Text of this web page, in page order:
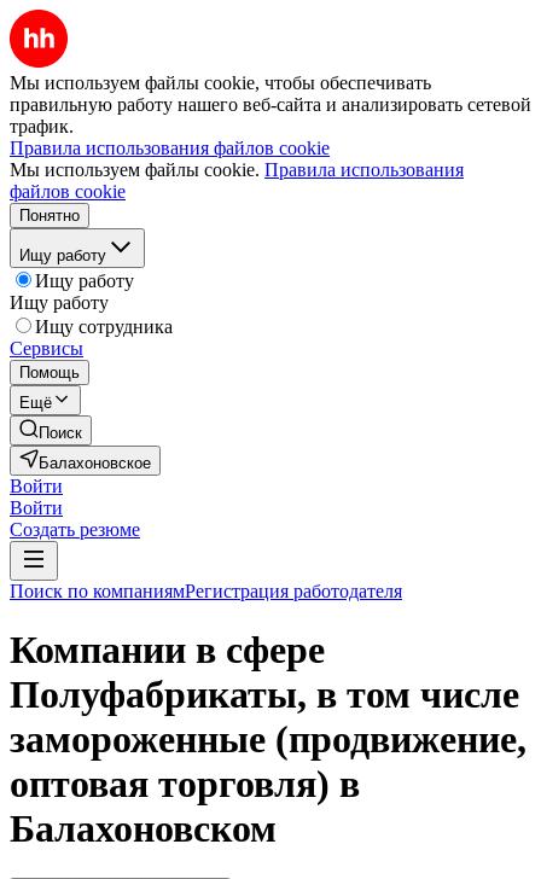
Мы используем файлы cookie, чтобы обеспечивать
правильную работу нашего веб-сайта и анализировать сетевой
трафик.
Правила использования файлов cookie
Мы используем файлы cookie. Правила использования
файлов cookie
Понятно
Ищу работу
Ищу работу
Ищу работу
Ищу сотрудника
Сервисы
Помощь
Ещё
Поиск
Балахоновское
Войти
Войти
Создать резюме
Поиск по компаниямРегистрация работодателя
Компании в сфере
Полуфабрикаты, в том числе
замороженные (продвижение,
оптовая торговля) в
Балахоновском